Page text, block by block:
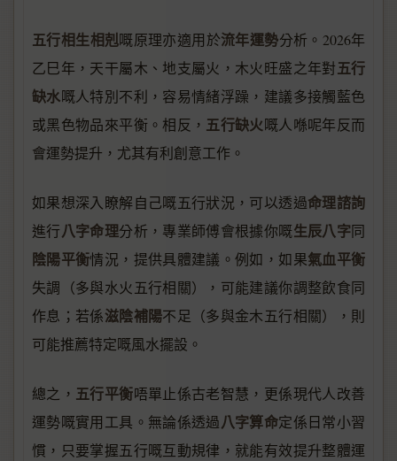
五行相生相剋嘅原理亦適用於流年運勢分析。2026年
乙巳年，天干屬木、地支屬火，木火旺盛之年對五行
缺水嘅人特別不利，容易情緒浮躁，建議多接觸藍色
或黑色物品來平衡。相反， 五行缺火嘅人喺呢年反而
會運勢提升，尤其有利創意工作。
如果想深入瞭解自己嘅五行狀況，可以透過命理諮詢
進行八字命理分析，專業師傅會根據你嘅生辰八字同
陰陽平衡情況，提供具體建議。例如，如果氣血平衡
失調（多與水火五行相關），可能建議你調整飲食同
作息；若係滋陰補陽不足（多與金木五行相關），則
可能推薦特定嘅風水擺設。
總之， 五行平衡唔單止係古老智慧，更係現代人改善
運勢嘅實用工具。無論係透過八字算命定係日常小習
慣，只要掌握五行嘅互動規律，就能有效提升整體運